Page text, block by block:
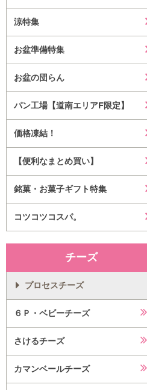
涼特集
お盆準備特集
お盆の団らん
パン工場【道南エリアF限定】
価格凍結！
【便利なまとめ買い】
銘菓・お菓子ギフト特集
コツコツコスパ。
チーズ
プロセスチーズ
６Ｐ・ベビーチーズ
さけるチーズ
カマンベールチーズ